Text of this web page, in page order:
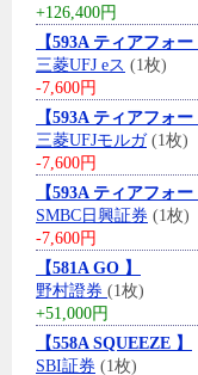
+126,400円
【593A ティアフォー
三菱UFJ eス (1枚)
-7,600円
【593A ティアフォー
三菱UFJモルガ(1枚)
-7,600円
【593A ティアフォー
SMBC日興証券 (1枚)
-7,600円
【581A GO 】
野村證券 (1枚)
+51,000円
【558A SQUEEZE 】
SBI証券 (1枚)